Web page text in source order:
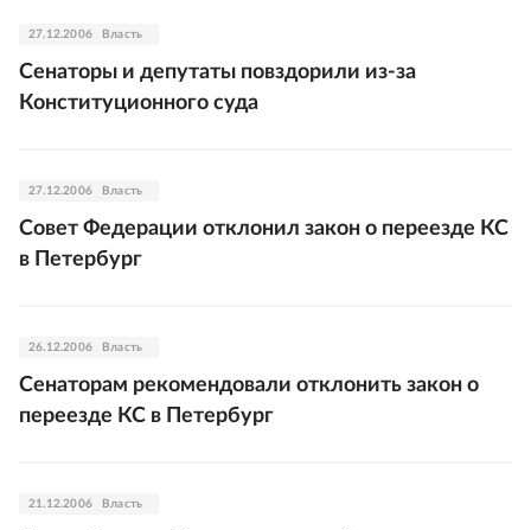
27.12.2006 Власть
Сенаторы и депутаты повздорили из-за
Конституционного суда
27.12.2006 Власть
Совет Федерации отклонил закон о переезде КС
в Петербург
26.12.2006 Власть
Сенаторам рекомендовали отклонить закон о
переезде КС в Петербург
21.12.2006 Власть